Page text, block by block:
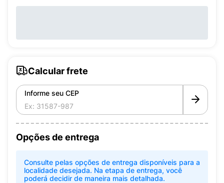
Calcular frete
Informe seu CEP
Opções de entrega
Consulte pelas opções de entrega disponíveis para a
localidade desejada. Na etapa de entrega, você
poderá decidir de maneira mais detalhada.